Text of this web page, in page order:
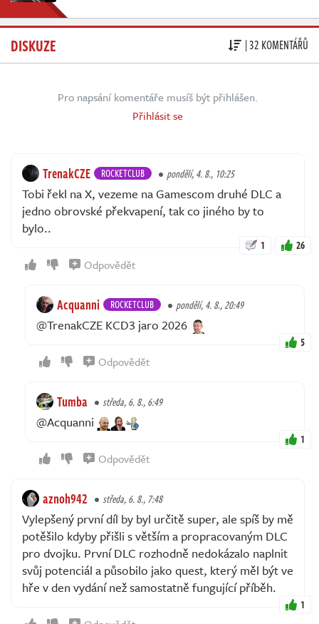
DISKUZE | 32 KOMENTÁŘŮ
Pro napsání komentáře musíš být přihlášen.
Přihlásit se
TrenakCZE ROCKETCLUB pondělí, 4. 8., 10:25
Tobi řekl na X, vezeme na Gamescom druhé DLC a
jedno obrovské překvapení, tak co jiného by to
bylo..
1 26
Odpovědět
Acquanni ROCKETCLUB pondělí, 4. 8., 20:49
@TrenakCZE KCD3 jaro 2026
5
Odpovědět
Tumba středa, 6. 8., 6:49
@Acquanni
1
Odpovědět
aznoh942 středa, 6. 8., 7:48
Vylepšený první díl by byl určitě super, ale spíš by mě
potěšilo kdyby přišli s větším a propracovaným DLC
pro dvojku. První DLC rozhodně nedokázalo naplnit
svůj potenciál a působilo jako quest, který měl být ve
hře v den vydání než samostatně fungující příběh.
1